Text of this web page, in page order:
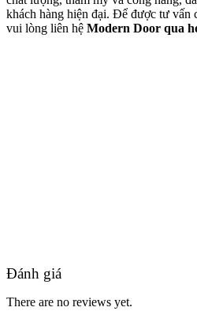
khách hàng hiện đại. Để được tư vấn
vui lòng liên hệ Modern Door qua
Đánh giá
There are no reviews yet.